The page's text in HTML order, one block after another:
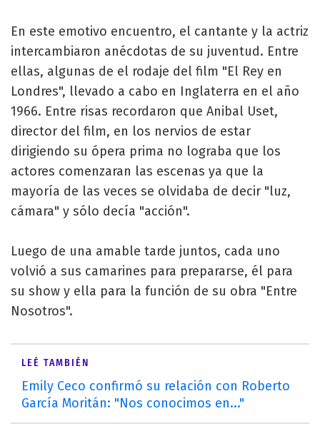
En este emotivo encuentro, el cantante y la actriz
intercambiaron anécdotas de su juventud. Entre
ellas, algunas de el rodaje del film "El Rey en
Londres", llevado a cabo en Inglaterra en el año
1966. Entre risas recordaron que Anibal Uset,
director del film, en los nervios de estar
dirigiendo su ópera prima no lograba que los
actores comenzaran las escenas ya que la
mayoría de las veces se olvidaba de decir "luz,
cámara" y sólo decía "acción".
Luego de una amable tarde juntos, cada uno
volvió a sus camarines para prepararse, él para
su show y ella para la función de su obra "Entre
Nosotros".
LEÉ TAMBIÉN
Emily Ceco confirmó su relación con Roberto
García Moritán: "Nos conocimos en..."